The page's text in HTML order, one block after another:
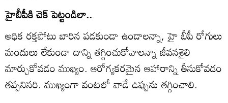
హైబీపీకి చెక్ పెట్టండిలా..
అధిక రక్తపోటు బారిన పడకుండా ఉండాలన్నా, హై బీపీ రోగులు
మందులు లేకుండా దాన్ని తగ్గించుకోవాలన్నా జీవనశైలి
మార్చుకోవడం ముఖ్యం. ఆరోగ్యకరమైన ఆహారాన్ని తీసుకోవడం
తప్పనిసరి. ముఖ్యంగా వంటలో వాడే ఉప్పును తగ్గించాలి.